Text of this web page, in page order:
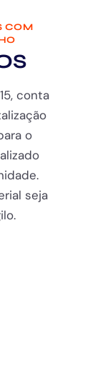
COM
conta
o
seja